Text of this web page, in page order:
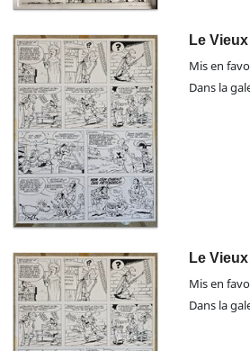
Le
Mis en
Dans la
Le
Mis en
Dans la